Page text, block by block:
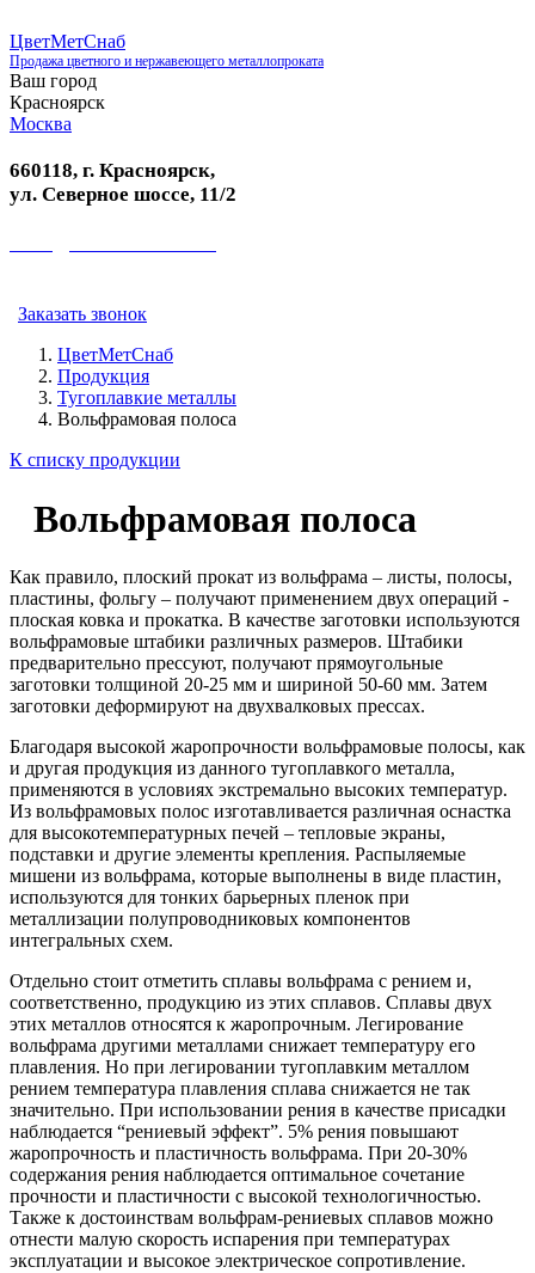
ЦветМетСнаб
Продажа цветного и нержавеющего металлопроката
Ваш город
Красноярск
Москва
660118, г. Красноярск,
ул. Северное шоссе, 11/2
Заказать звонок
ЦветМетСнаб
Продукция
Тугоплавкие металлы
Вольфрамовая полоса
К списку продукции
Вольфрамовая полоса
Как правило, плоский прокат из вольфрама – листы, полосы,
пластины, фольгу – получают применением двух операций -
плоская ковка и прокатка. В качестве заготовки используются
вольфрамовые штабики различных размеров. Штабики
предварительно прессуют, получают прямоугольные
заготовки толщиной 20-25 мм и шириной 50-60 мм. Затем
заготовки деформируют на двухвалковых прессах.
Благодаря высокой жаропрочности вольфрамовые полосы, как
и другая продукция из данного тугоплавкого металла,
применяются в условиях экстремально высоких температур.
Из вольфрамовых полос изготавливается различная оснастка
для высокотемпературных печей – тепловые экраны,
подставки и другие элементы крепления. Распыляемые
мишени из вольфрама, которые выполнены в виде пластин,
используются для тонких барьерных пленок при
металлизации полупроводниковых компонентов
интегральных схем.
Отдельно стоит отметить сплавы вольфрама с рением и,
соответственно, продукцию из этих сплавов. Сплавы двух
этих металлов относятся к жаропрочным. Легирование
вольфрама другими металлами снижает температуру его
плавления. Но при легировании тугоплавким металлом
рением температура плавления сплава снижается не так
значительно. При использовании рения в качестве присадки
наблюдается “рениевый эффект”. 5% рения повышают
жаропрочность и пластичность вольфрама. При 20-30%
содержания рения наблюдается оптимальное сочетание
прочности и пластичности с высокой технологичностью.
Также к достоинствам вольфрам-рениевых сплавов можно
отнести малую скорость испарения при температурах
эксплуатации и высокое электрическое сопротивление.